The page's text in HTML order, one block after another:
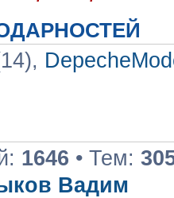
1646 • Тем:
Вадим